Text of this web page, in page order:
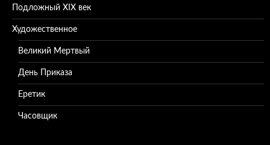
Подложный XIX век
Художественное
Великий Мертвый
День Приказа
Еретик
Часовщик